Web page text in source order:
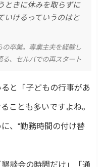
ときに休みを取らずに
いけるっていうのはと
の卒業。専業主夫を経験し
る、セルバでの再スタート
と「子どもの行事があ
ことも多いですよね。
、“勤務時間の付け替
談会の時間だけ」「通